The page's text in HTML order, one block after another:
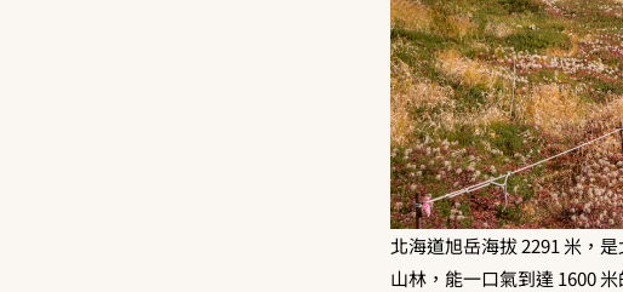
北海道旭岳海拔 2291 米，
山林，能一口氣到達 1600